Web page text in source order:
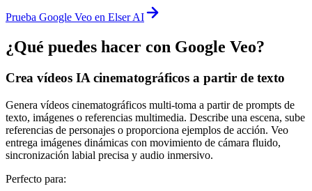
Prueba Google Veo en Elser AI
¿Qué puedes hacer con Google Veo?
Crea vídeos IA cinematográficos a partir de texto
Genera vídeos cinematográficos multi-toma a partir de prompts de
texto, imágenes o referencias multimedia. Describe una escena, sube
referencias de personajes o proporciona ejemplos de acción. Veo
entrega imágenes dinámicas con movimiento de cámara fluido,
sincronización labial precisa y audio inmersivo.
Perfecto para: